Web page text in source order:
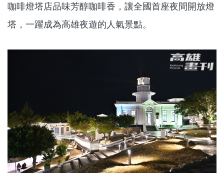
咖啡燈塔店品味芳醇咖啡香，讓全國首座夜間開放燈
塔，一躍成為高雄夜遊的人氣景點。